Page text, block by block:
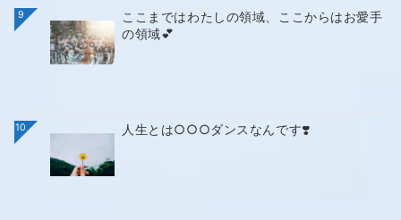
9
ここまではわたしの領域、ここからはお愛手
の領域💕
10 人生とは○○○ダンスなんです❣️